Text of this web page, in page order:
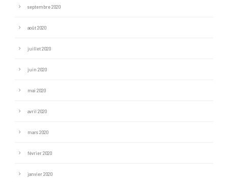
septembre 2020
août 2020
juillet 2020
juin 2020
mai 2020
avril 2020
mars 2020
février 2020
janvier 2020